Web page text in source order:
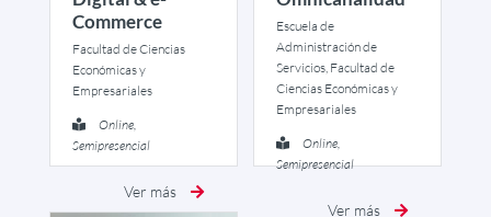
Commerce
Facultad de Ciencias
Económicas y
Empresariales
Online,
Semipresencial
Ver más
Escuela de
Administración de
Servicios, Facultad de
Ciencias Económicas y
Empresariales
Online,
Semipresencial
Ver más